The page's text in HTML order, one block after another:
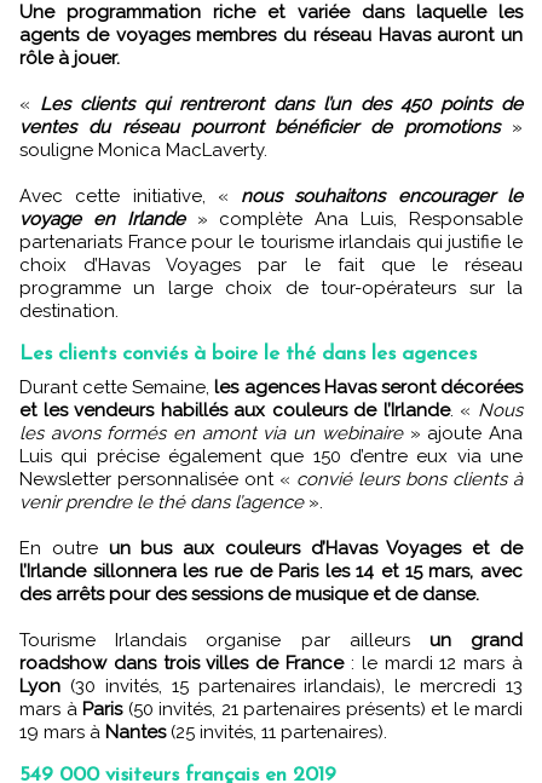
Une programmation riche et variée dans laquelle les
agents de voyages membres du réseau Havas auront un
rôle à jouer.
« Les clients qui rentreront dans l’un des 450 points de
ventes du réseau pourront bénéficier de promotions»
souligne Monica MacLaverty.
Avec cette initiative, « nous souhaitons encourager le
voyage en Irlande» complète Ana Luis, Responsable
partenariats France pour le tourisme irlandais qui justifie le
choix d’Havas Voyages par le fait que le réseau
programme un large choix de tour-opérateurs sur la
destination.
Les clients conviés à boire le thé dans les agences
Durant cette Semaine,les agences Havas seront décorées
et les vendeurs habillés aux couleurs de l’Irlande. « Nous
les avons formés en amont via un webinaire» ajoute Ana
Luis qui précise également que 150 d’entre eux via une
Newsletter personnalisée ont « convié leurs bons clients à
venir prendre le thé dans l’agence».
En outre un bus aux couleurs d’Havas Voyages et de
l’Irlande sillonnera les rue de Paris les 14 et 15 mars, avec
des arrêts pour des sessions de musique et de danse.
Tourisme Irlandais organise par ailleurs un grand
roadshow dans trois villes de France: le mardi 12 mars à
Lyon (30 invités, 15 partenaires irlandais), le mercredi 13
mars à Paris (50 invités, 21 partenaires présents) et le mardi
19 mars à Nantes(25 invités, 11 partenaires).
549 000 visiteurs français en 2019